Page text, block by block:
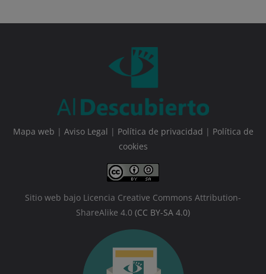
Mapa web | Aviso Legal | Política de privacidad | Política de
cookies
Sitio web bajo Licencia Creative Commons Attribution-
ShareAlike 4.0 (CC BY-SA 4.0)